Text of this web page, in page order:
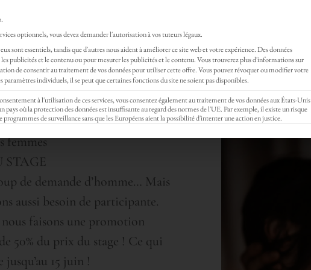
MASSAGES STAGE & FORMATION
femmes
STAGE
de demande d’homme… Mais
aussi besoin de participante.
faisons une promotion
50% du prix du stage ! Ce qui
15 juin !
optionnels, vous devez demander l'autorisation à vos tuteurs légaux.
sont essentiels, tandis que d'autres nous aident à améliorer ce site web et votre expérience.Des données
publicités et le contenu ou pour mesurer les publicités et le contenu.Vous trouverez plus d'informations sur
de consentir au traitement de vos données pour utiliser cette offre.Vous pouvez révoquer ou modifier votre
individuels, il se peut que certaines fonctions du site ne soient pas disponibles.
à l'utilisation de ces services, vous consentez également au traitement de vos données aux États-Unis
où la protection des données est insuffisante au regard des normes de l'UE. Par exemple, il existe un risque
de surveillance sans que les Européens aient la possibilité d'intenter une action en justice.